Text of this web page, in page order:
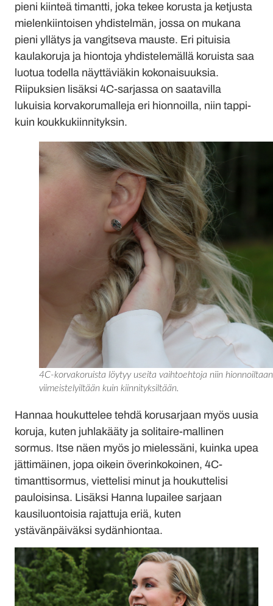
pieni kiinteä timantti, joka tekee korusta ja ketjusta
mielenkiintoisen yhdistelmän, jossa on mukana
pieni yllätys ja vangitseva mauste. Eri pituisia
kaulakoruja ja hiontoja yhdistelemällä koruista saa
luotua todella näyttäviäkin kokonaisuuksia.
Riipuksien lisäksi 4C-sarjassa on saatavilla
lukuisia korvakorumalleja eri hionnoilla, niin tappi-
kuin koukkukiinnityksin.
4C-korvakoruista löytyy useita vaihtoehtoja niin
viimeistelyiltään kuin kiinnityksiltään.
Hannaa houkuttelee tehdä korusarjaan myös uusia
koruja, kuten juhlakääty ja solitaire-mallinen
sormus. Itse näen myös jo mielessäni, kuinka upea
jättimäinen, jopa oikein överinkokoinen, 4C-
timanttisormus, viettelisi minut ja houkuttelisi
pauloisinsa. Lisäksi Hanna lupailee sarjaan
kausiluontoisia rajattuja eriä, kuten
ystävänpäiväksi sydänhiontaa.